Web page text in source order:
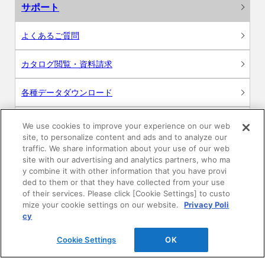
サポート
よくあるご質問
カタログ閲覧・資料請求
各種データダウンロード
WEB見積・各種シミュレーション
交換用部品の購入
修理・点検
お問い合わせ
We use cookies to improve your experience on our web
site, to personalize content and ads and to analyze our
traffic. We share information about your use of our web
site with our advertising and analytics partners, who ma
y combine it with other information that you have provi
ded to them or that they have collected from your use
of their services. Please click [Cookie Settings] to custo
mize your cookie settings on our website.
Privacy Poli
cy
Cookie Settings OK